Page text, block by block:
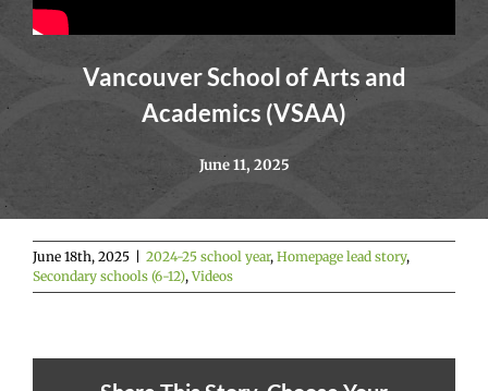
Vancouver School of Arts and
Academics (VSAA)
June 11, 2025
June 18th, 2025 | 2024-25 school year, Homepage lead story,
Secondary schools (6-12),Videos